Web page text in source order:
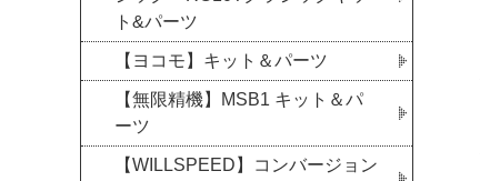
ト&パーツ
【ヨコモ】キット＆パーツ
【無限精機】MSB1 キット＆パ
ーツ
【WILLSPEED】コンバージョン